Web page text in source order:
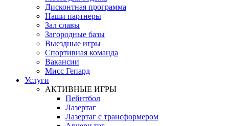
Дисконтная программа
Наши партнеры
Зал славы
Загородные базы
Выездные игры
Спортивная команда
Вакансии
Мисс Гепард
Услуги
АКТИВНЫЕ ИГРЫ
Пейнтбол
Лазертаг
Лазертаг с трансформером